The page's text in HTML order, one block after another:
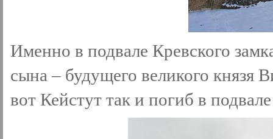
Именно в подвале Кревского
сына – будущего великого князя
вот Кейстут так и погиб в